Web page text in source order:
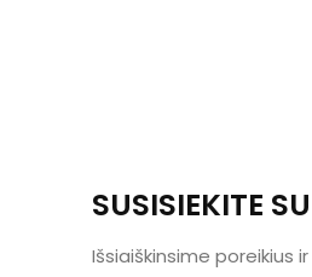
SUSISIEKITE
Išsiaiškinsime poreikius